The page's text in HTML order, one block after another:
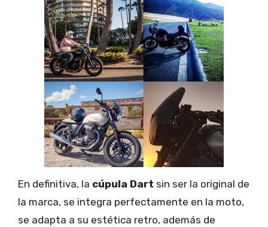
En definitiva, la cúpula Dart sin ser la original de
la marca, se integra perfectamente en la moto,
se adapta a su estética retro, además de